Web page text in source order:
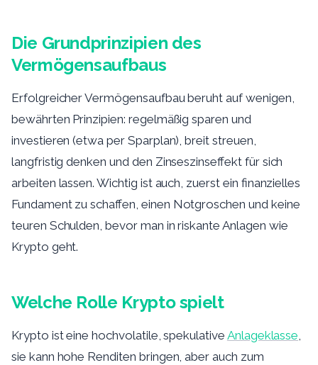
Die Grundprinzipien des
Vermögensaufbaus
Erfolgreicher Vermögensaufbau beruht auf wenigen,
bewährten Prinzipien: regelmäßig sparen und
investieren (etwa per Sparplan), breit streuen,
langfristig denken und den Zinseszinseffekt für sich
arbeiten lassen. Wichtig ist auch, zuerst ein finanzielles
Fundament zu schaffen, einen Notgroschen und keine
teuren Schulden, bevor man in riskante Anlagen wie
Krypto geht.
Welche Rolle Krypto spielt
Krypto ist eine hochvolatile, spekulative Anlageklasse,
sie kann hohe Renditen bringen, aber auch zum